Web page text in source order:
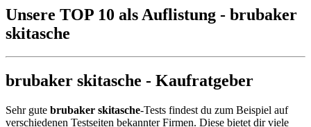
Unsere TOP 10 als Auflistung - brubaker
skitasche
brubaker skitasche - Kaufratgeber
Sehr gute brubaker skitasche-Tests findest du zum Beispiel auf
verschiedenen Testseiten bekannter Firmen. Diese bietet dir viele